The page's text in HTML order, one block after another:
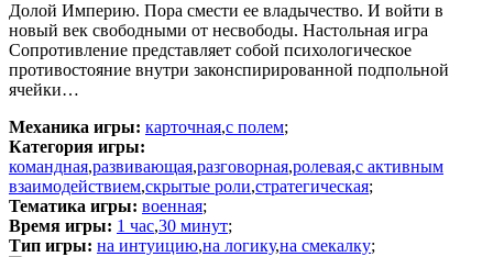
Долой Империю. Пора смести ее владычество. И войти в
новый век свободными от несвободы. Настольная игра
Сопротивление представляет собой психологическое
противостояние внутри законспирированной подпольной
ячейки…
Механика игры: карточная,с полем;
Категория игры:
командная,развивающая,разговорная,ролевая,с активным
взаимодействием,скрытые роли,стратегическая;
Тематика игры: военная;
Время игры: 1 час,30 минут;
Тип игры: на интуицию,на логику,на смекалку;